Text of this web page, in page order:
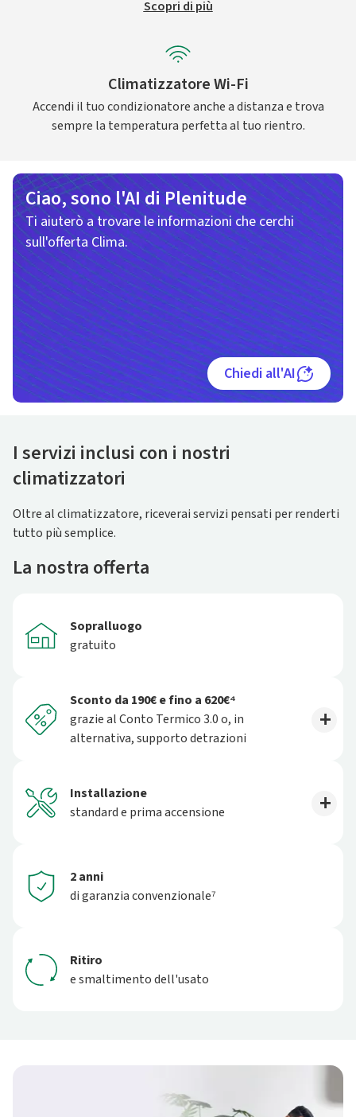
Scopri di più
Climatizzatore Wi-Fi
Accendi il tuo condizionatore anche a distanza e trova
sempre la temperatura perfetta al tuo rientro.
Ciao, sono l'AI di Plenitude
Ti aiuterò a trovare le informazioni che cerchi
sull'offerta Clima.
Chiedi all'AI
I servizi inclusi con i nostri
climatizzatori
Oltre al climatizzatore, riceverai servizi pensati per renderti
tutto più semplice.
La nostra offerta
Sopralluogo
gratuito
Sconto da 190€ e fino a 620€⁴
grazie al Conto Termico 3.0 o, in
alternativa, supporto detrazioni
Installazione
standard e prima accensione
2 anni
di garanzia convenzionale⁷
Ritiro
e smaltimento dell'usato